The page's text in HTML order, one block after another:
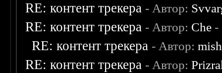
RE: контент трекера - Автор:
RE: контент трекера - Автор: Che -
RE: контент трекера - Автор:
RE: контент трекера - Автор: